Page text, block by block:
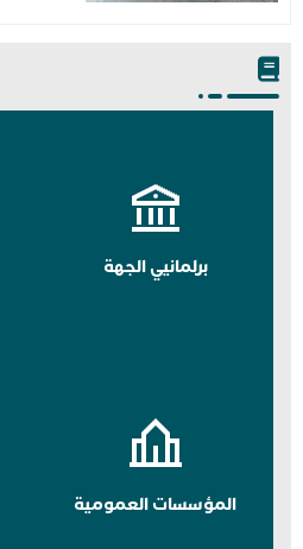
برلمانيي الجهة
المؤسسات العمومية